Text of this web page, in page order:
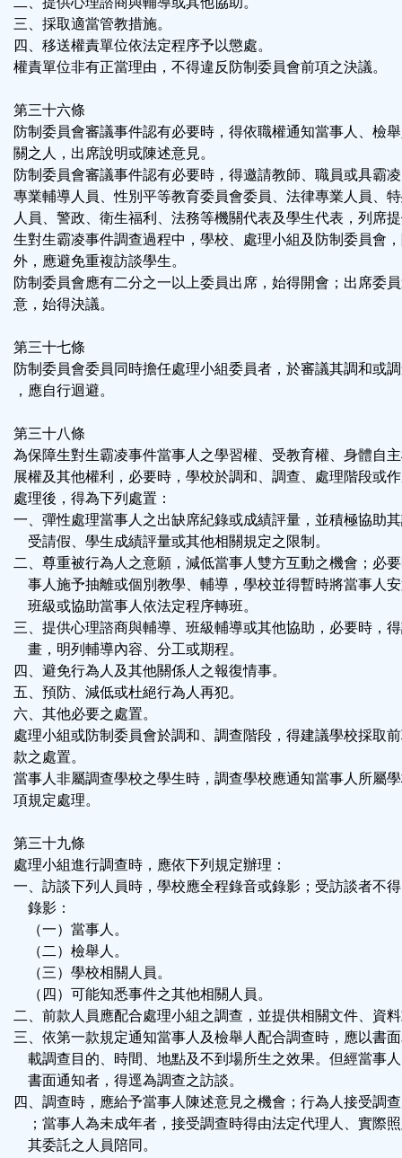
三、採取適當管教措施。
四、移送權責單位依法定程序予以懲處。
權責單位非有正當理由，不得違反防制委員會前項之決議。
第三十六條
防制委員會審議事件認有必要時，得依職權通知當事人、檢
關之人，出席說明或陳述意見。
防制委員會審議事件認有必要時，得邀請教師、職員或具霸
專業輔導人員、性別平等教育委員會委員、法律專業人員、
人員、警政、衛生福利、法務等機關代表及學生代表，列席
生對生霸凌事件調查過程中，學校、處理小組及防制委員會
外，應避免重複訪談學生。
防制委員會應有二分之一以上委員出席，始得開會；出席委
意，始得決議。
第三十七條
防制委員會委員同時擔任處理小組委員者，於審議其調和或
，應自行迴避。
第三十八條
為保障生對生霸凌事件當事人之學習權、受教育權、身體自
展權及其他權利，必要時，學校於調和、調查、處理階段或
處理後，得為下列處置：
一、彈性處理當事人之出缺席紀錄或成績評量，並積極協助
受請假、學生成績評量或其他相關規定之限制。
二、尊重被行為人之意願，減低當事人雙方互動之機會；必
事人施予抽離或個別教學、輔導，學校並得暫時將當事人
班級或協助當事人依法定程序轉班。
三、提供心理諮商與輔導、班級輔導或其他協助，必要時，
畫，明列輔導內容、分工或期程。
四、避免行為人及其他關係人之報復情事。
五、預防、減低或杜絕行為人再犯。
六、其他必要之處置。
處理小組或防制委員會於調和、調查階段，得建議學校採取
款之處置。
當事人非屬調查學校之學生時，調查學校應通知當事人所屬
項規定處理。
第三十九條
處理小組進行調查時，應依下列規定辦理：
一、訪談下列人員時，學校應全程錄音或錄影；受訪談者不
錄影：
（一）當事人。
（二）檢舉人。
（三）學校相關人員。
（四）可能知悉事件之其他相關人員。
二、前款人員應配合處理小組之調查，並提供相關文件、資
三、依第一款規定通知當事人及檢舉人配合調查時，應以書
載調查目的、時間、地點及不到場所生之效果。但經當事
書面通知者，得逕為調查之訪談。
四、調查時，應給予當事人陳述意見之機會；行為人接受調
；當事人為未成年者，接受調查時得由法定代理人、實際
其委託之人員陪同。